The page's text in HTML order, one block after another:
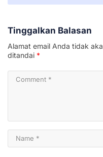
Tinggalkan Balasan
Alamat email Anda tidak
ditandai *